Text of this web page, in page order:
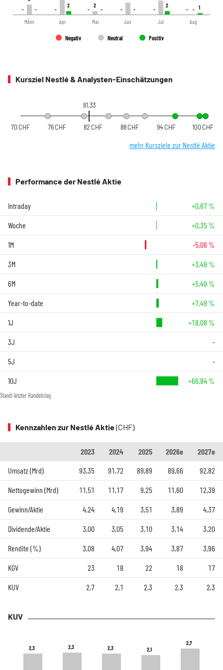
-- -- -- -- -- --
2
2
--
--
2
2
-- --
2
2 11
Negativ Neutral Positiv
MÃ¤r Apr Mai Jun Jul Aug
Kursziel Nestlé & Analysten-Einschätzungen
81,33
70 CHF 76 CHF 82 CHF 88 CHF 94 CHF 100 CHF
mehr Kursziele zur Nestlé Aktie
Performance der Nestlé Aktie
Intraday +0,67 %
Woche +0,35 %
1M -5,06 %
3M +3,49 %
6M +5,49 %
Year-to-date +7,49 %
1J +18,08 %
3J -
5J -
10J +66,84 %
Stand: letzter Handelstag
Kennzahlen zur Nestlé Aktie(CHF)
2023 2024 2025 2026e
2027e
Umsatz (Mrd)
93,35 91,72 89,89 89,66 92,82
Nettogewinn (Mrd) 11,51 11,17 9,25 11,60 12,39
Gewinn/Aktie 4,24 4,19 3,51 3,89 4,37
Dividende/Aktie 3,00 3,05 3,10 3,14 3,20
Rendite (%) 3,08 4,07 3,94 3,87 3,96
KGV 23 18 22 18 17
KUV 2,7 2,1 2,3 2,3 2,3
KUV
2,3
2,3 2,3
2,3 2,3
2,3 2,1
2,1
2,7
2,7